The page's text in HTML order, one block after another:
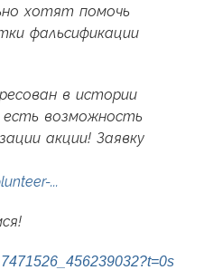
хотят помочь
фальсификации
в истории
возможность
акции! Заявку
...